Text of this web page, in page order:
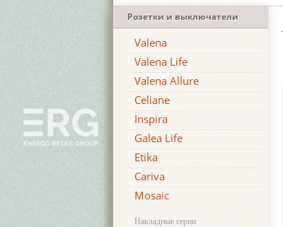
Розетки и выключатели
Valena
Valena Life
Valena Allure
Celiane
Inspira
Galea Life
Etika
Cariva
Mosaic
Накладные серии